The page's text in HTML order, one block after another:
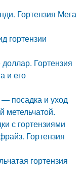
Гортензия Мега
гортензии
Гортензия
и его
— посадка и уход
метельчатой.
с гортензиями
Гортензия
гортензия